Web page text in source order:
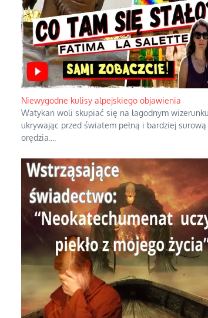
Niewygodne kulisy alpejskiego objawienia
Watykan woli skupiać się na łagodnym
ukrywając przed światem pełną i bardziej
orędzia.